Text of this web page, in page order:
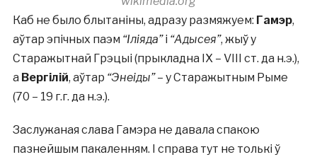
Каб не было блытаніны, адразу размяжуем: Гамэр,
аўтар эпічных паэм “Іліяда”і “Адысея”, жыў у
Старажытнай Грэцыі (прыкладна ІХ – VIII ст. да н.э.),
а Вергілій, аўтар “Энеіды”– у Старажытным Рыме
(70 – 19 г.г. да н.э.).
Заслужаная слава Гамэра не давала спакою
пазнейшым пакаленням. І справа тут не толькі ў